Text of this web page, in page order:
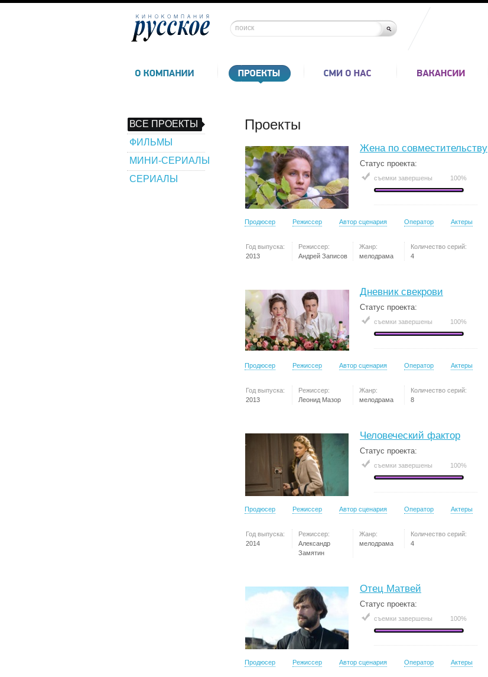
ВСЕ ПРОЕКТЫ
ФИЛЬМЫ
МИНИ-СЕРИАЛЫ
СЕРИАЛЫ
Проекты
Жена по совместительству
Статус проекта:
съемки завершены 100%
Продюсер Режиссер Автор сценария Оператор Актеры
Год выпуска:
2013
Режиссер:
Андрей Записов
Жанр:
мелодрама
Количество серий:
4
Дневник свекрови
Статус проекта:
съемки завершены 100%
Продюсер Режиссер Автор сценария Оператор Актеры
Год выпуска:
2013
Режиссер:
Леонид Мазор
Жанр:
мелодрама
Количество серий:
8
Человеческий фактор
Статус проекта:
съемки завершены 100%
Продюсер Режиссер Автор сценария Оператор Актеры
Год выпуска:
2014
Режиссер:
Александр
Замятин
Жанр:
мелодрама
Количество серий:
4
Отец Матвей
Статус проекта:
съемки завершены 100%
Продюсер Режиссер Автор сценария Оператор Актеры